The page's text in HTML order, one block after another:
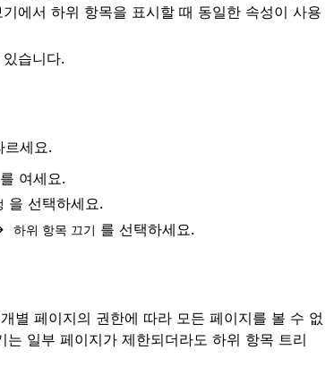
에서 하위 항목을 표시할 때 동일한 속성이 사용
습니다.
르세요.
여세요.
을 선택하세요.
하위 항목 끄기 를 선택하세요.
별 페이지의 권한에 따라 모든 페이지를 볼 수 없
는 일부 페이지가 제한되더라도 하위 항목 트리